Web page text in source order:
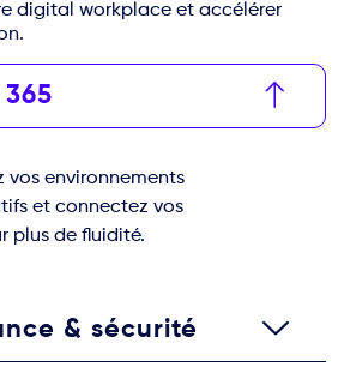
digital workplace et accélérer
vos environnements
et connectez vos
plus de fluidité.
& sécurité